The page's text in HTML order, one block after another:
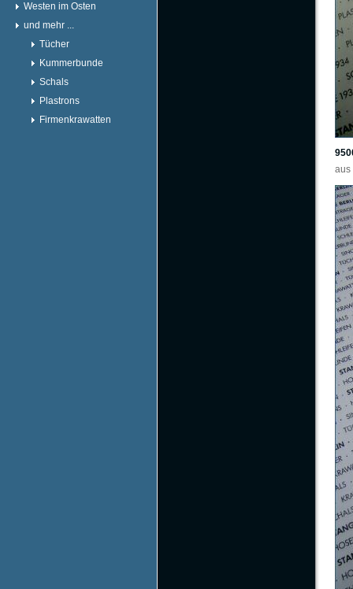
Westen im Osten
und mehr ...
Tücher
Kummerbunde
Schals
Plastrons
Firmenkrawatten
aus